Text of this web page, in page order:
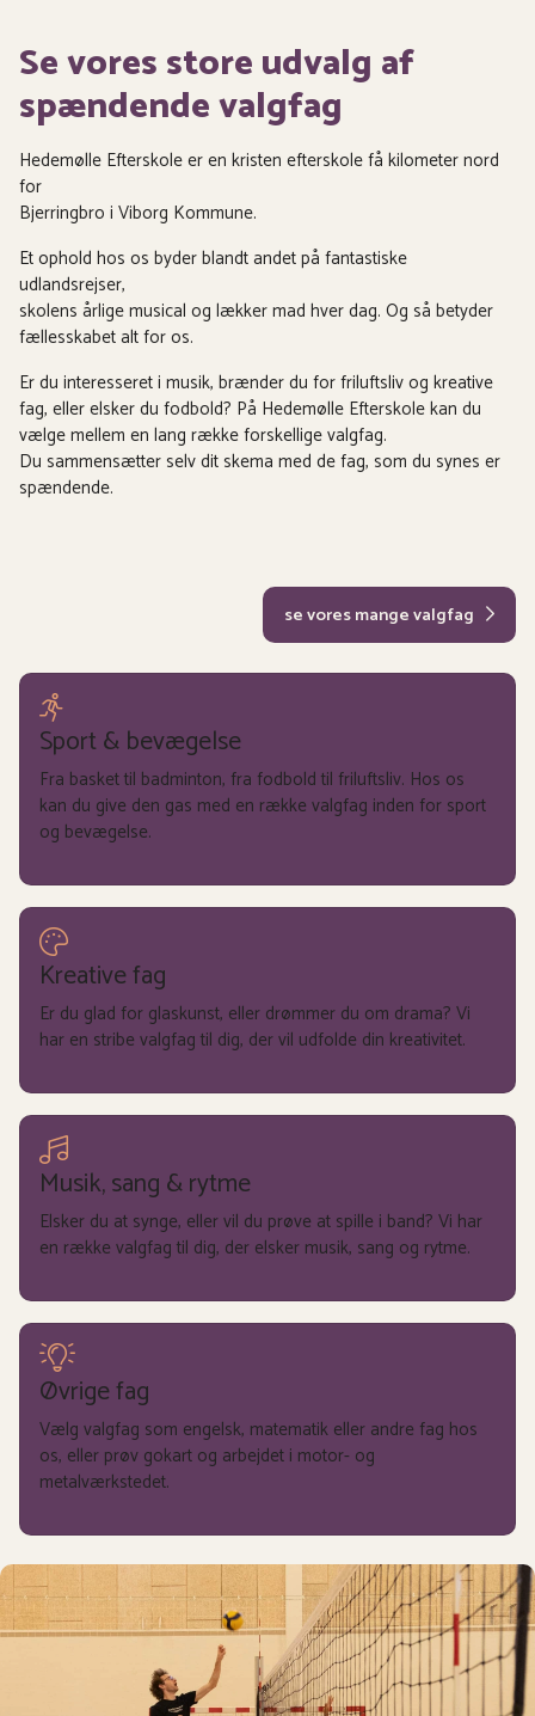
Se vores store udvalg af
spændende valgfag
Hedemølle Efterskole er en kristen efterskole få kilometer nord
for
Bjerringbro i Viborg Kommune.
Et ophold hos os byder blandt andet på fantastiske
udlandsrejser,
skolens årlige musical og lækker mad hver dag. Og så betyder
fællesskabet alt for os.
Er du interesseret i musik, brænder du for friluftsliv og kreative
fag, eller elsker du fodbold? På Hedemølle Efterskole kan du
vælge mellem en lang række forskellige valgfag.
Du sammensætter selv dit skema med de fag, som du synes er
spændende.
se vores mange valgfag
Sport & bevægelse
Fra basket til badminton, fra fodbold til friluftsliv. Hos os
kan du give den gas med en række valgfag inden for sport
og bevægelse.
Kreative fag
Er du glad for glaskunst, eller drømmer du om drama? Vi
har en stribe valgfag til dig, der vil udfolde din kreativitet.
Musik, sang & rytme
Elsker du at synge, eller vil du prøve at spille i band? Vi har
en række valgfag til dig, der elsker musik, sang og rytme.
Øvrige fag
Vælg valgfag som engelsk, matematik eller andre fag hos
os, eller prøv gokart og arbejdet i motor- og
metalværkstedet.